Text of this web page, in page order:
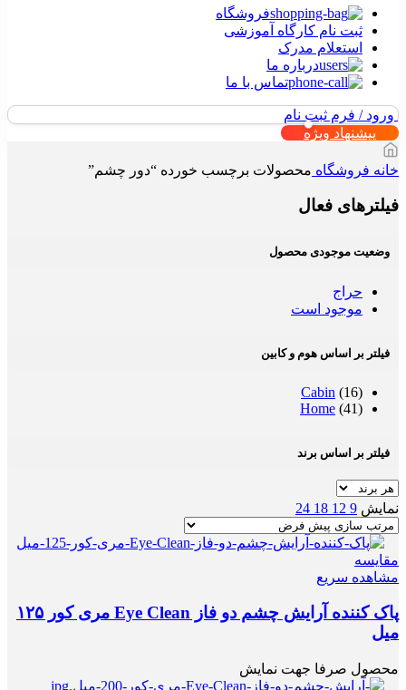
فروشگاه
ثبت نام کارگاه آموزشی
استعلام مدرک
درباره ما
تماس با ما
ورود / فرم ثبت نام
پیشنهاد ویژه
خانه فروشگاه محصولات برچسب خورده “دور چشم”
فیلترهای فعال
وضعیت موجودی محصول
حراج
موجود است
فیلتر بر اساس هوم و کابین
Cabin (16)
Home (41)
فیلتر بر اساس برند
نمایش 9
12
18
24
مقایسه
مشاهده سریع
پاک کننده آرایش چشم دو فاز Eye Clean مری کور ۱۲۵
میل
محصول صرفا جهت نمایش